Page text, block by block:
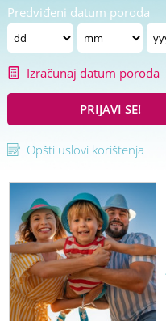
Predviđeni datum poroda
Izračunaj datum poroda
PRIJAVI SE!
Opšti uslovi korištenja